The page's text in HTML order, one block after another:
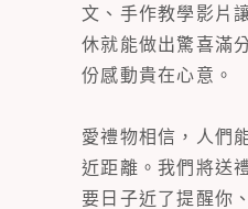
文、手作教學影片
休就能做出驚喜滿
份感動貴在心意。
愛禮物相信，人們
近距離。我們將送
要日子近了提醒你